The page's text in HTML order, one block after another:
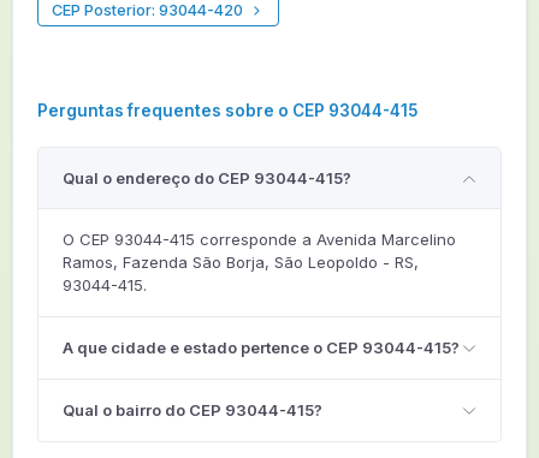
CEP Posterior: 93044-420
Perguntas frequentes sobre o CEP 93044-415
Qual o endereço do CEP 93044-415?
O CEP 93044-415 corresponde a Avenida Marcelino
Ramos, Fazenda São Borja, São Leopoldo - RS,
93044-415.
A que cidade e estado pertence o CEP 93044-415?
Qual o bairro do CEP 93044-415?